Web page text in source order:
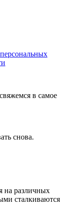
в самое
снова.
на различных
сталкиваются